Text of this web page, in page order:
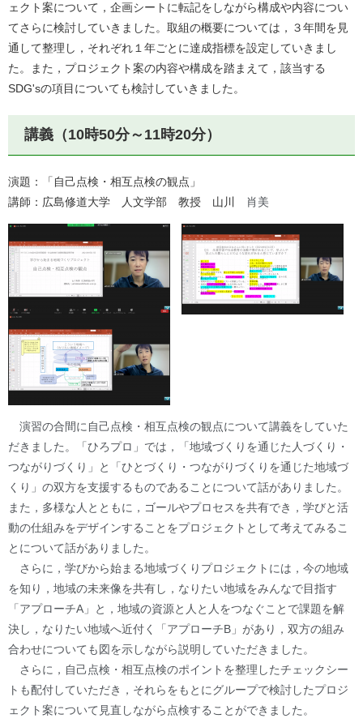
ェクト案について，企画シートに転記をしながら構成や内容につい
てさらに検討していきました。取組の概要については，３年間を見
通して整理し，それぞれ１年ごとに達成指標を設定していきまし
た。また，プロジェクト案の内容や構成を踏まえて，該当する
SDG'sの項目についても検討していきました。
講義（10時50分～11時20分）
演題：「自己点検・相互点検の観点」
講師：広島修道大学 人文学部 教授 山川 肖美
演習の合間に自己点検・相互点検の観点について講義をしていた
だきました。「ひろプロ」では，「地域づくりを通じた人づくり・
つながりづくり」と「ひとづくり・つながりづくりを通じた地域づ
くり」の双方を支援するものであることについて話がありました。
また，多様な人とともに，ゴールやプロセスを共有でき，学びと活
動の仕組みをデザインすることをプロジェクトとして考えてみるこ
とについて話がありました。
さらに，学びから始まる地域づくりプロジェクトには，今の地域
を知り，地域の未来像を共有し，なりたい地域をみんなで目指す
「アプローチA」と，地域の資源と人と人をつなぐことで課題を解
決し，なりたい地域へ近付く「アプローチB」があり，双方の組み
合わせについても図を示しながら説明していただきました。
さらに，自己点検・相互点検のポイントを整理したチェックシー
トも配付していただき，それらをもとにグループで検討したプロジ
ェクト案について見直しながら点検することができました。